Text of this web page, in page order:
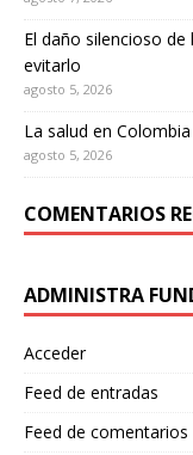
El daño silencioso
evitarlo
agosto 5, 2026
La salud en Colombia
agosto 5, 2026
COMENTARIOS
ADMINISTRA
Acceder
Feed de entradas
Feed de comentarios